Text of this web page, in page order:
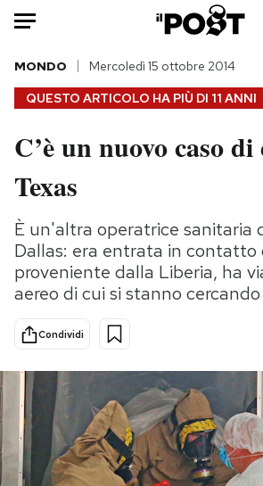
Auto
HOME
Italia
Politica
Tecnologia
Internet
Scienza
Cultura
Economia
Moda
Ok
Media
Europa
PODCAST
QUESTO ARTICOLO HA PIÙ DI 11 ANNI
MONDO Mercoledì 15 ottobre 2014
C’è un nuovo caso
Texas
È un'altra operatrice sanitaria
Dallas: era entrata in contatto
proveniente dalla Liberia, ha
aereo di cui si stanno
Condividi